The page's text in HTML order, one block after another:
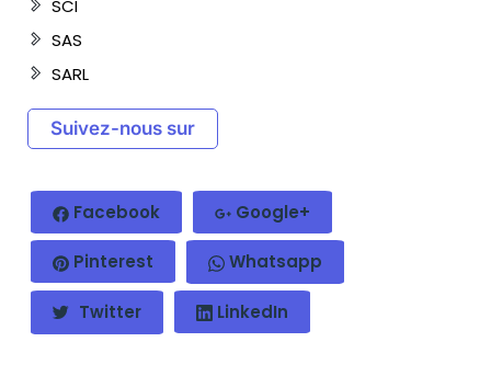
SCI
SAS
SARL
Suivez-nous sur
Facebook Google+
Pinterest Whatsapp
Twitter LinkedIn